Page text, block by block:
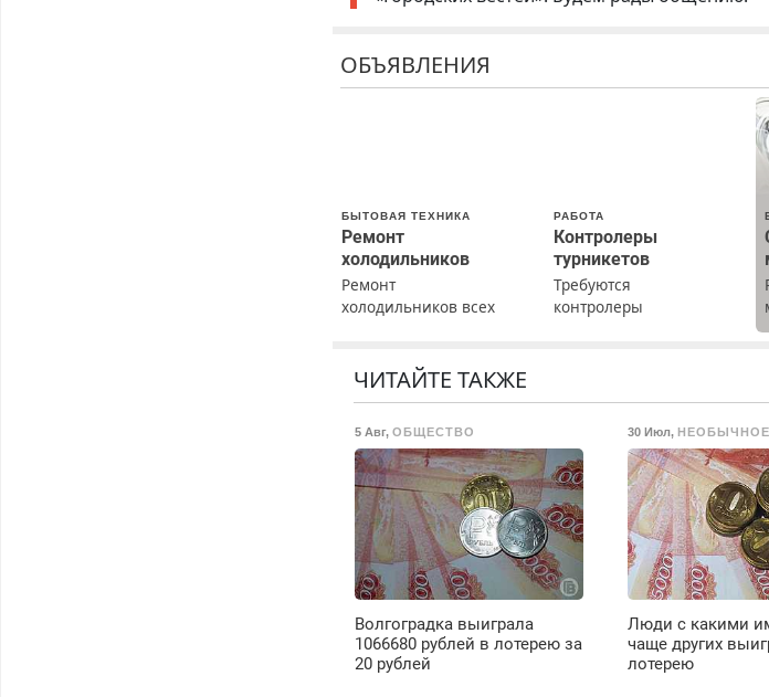
ОБЪЯВЛЕНИЯ
БЫТОВАЯ ТЕХНИКА
Ремонт
холодильников
Ремонт
холодильников всех
резины. Качественно.
Недорого. Без
районы. Скидка.
Вызов бесплатный.
РАБОТА
Контролеры
турникетов
Требуются
контролеры
ТК РФ. График работы
любой. Бесплатное
проживание. З/п – до
96000 рублей до
вычета налогов.
Ежемесячно
выплачивается
денежная премия.
Возможно бесплатное
обучение, получение
документов, работа
ЧИТАЙТЕ ТАКЖЕ
5 Авг,ОБЩЕСТВО
Волгоградка выиграла
1066680 рублей в лотерею за
20 рублей
30 Июл, НЕОБЫЧНОЕ
Люди с какими
чаще других
лотерею